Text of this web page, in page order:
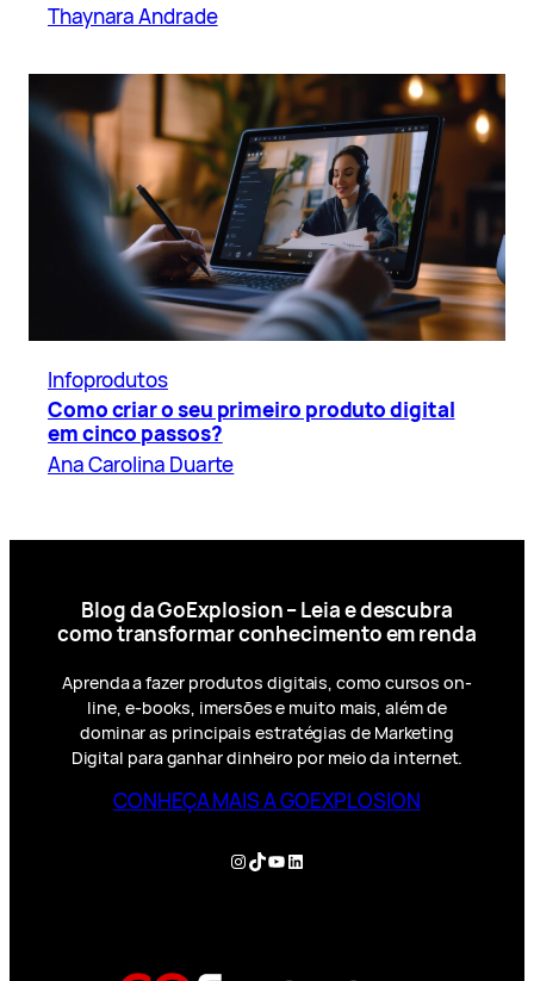
Thaynara Andrade
Infoprodutos
Como criar o seu primeiro produto digital
em cinco passos?
Ana Carolina Duarte
Blog da GoExplosion – Leia e descubra
como transformar conhecimento em renda
Aprenda a fazer produtos digitais, como cursos on-
line, e-books, imersões e muito mais, além de
dominar as principais estratégias de Marketing
Digital para ganhar dinheiro por meio da internet.
CONHEÇA MAIS A GOEXPLOSION
Instagram
TikTok
YouTube
LinkedIn